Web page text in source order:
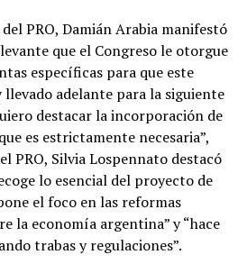
PRO, Damián Arabia manifestó
que el Congreso le otorgue
específicas para que este
llevado adelante para la siguiente
destacar la incorporación de
es estrictamente necesaria”,
PRO, Silvia Lospennato destacó
lo esencial del proyecto de
el foco en las reformas
la economía argentina” y “hace
trabas y regulaciones”.